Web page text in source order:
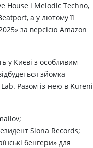
House і Melodic Techno,
а у лютому її
за версією Amazon
у Києві з особливим
зйомка
Lab. Разом із нею в Kureni
Siona Records;
бенгери» для